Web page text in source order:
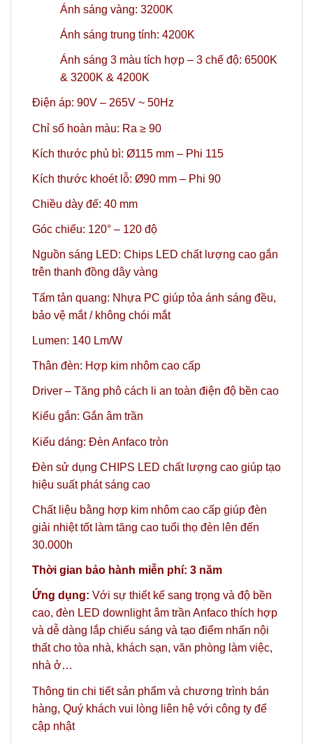
Ánh sáng vàng: 3200K
Ánh sáng trung tính: 4200K
Ánh sáng 3 màu tích hợp – 3 chế độ: 6500K
& 3200K & 4200K
Điện áp: 90V – 265V ~ 50Hz
Chỉ số hoàn màu: Ra ≥ 90
Kích thước phủ bì: Ø115 mm – Phi 115
Kích thước khoét lỗ: Ø90 mm – Phi 90
Chiều dày đế: 40 mm
Góc chiếu: 120° – 120 độ
Nguồn sáng LED: Chips LED chất lượng cao gắn
trên thanh đồng dây vàng
Tấm tản quang: Nhựa PC giúp tỏa ánh sáng đều,
bảo vệ mắt / không chói mắt
Lumen: 140 Lm/W
Thân đèn: Hợp kim nhôm cao cấp
Driver – Tăng phô cách li an toàn điện độ bền cao
Kiểu gắn: Gắn âm trần
Kiểu dáng: Đèn Anfaco tròn
Đèn sử dụng CHIPS LED chất lượng cao giúp tạo
hiệu suất phát sáng cao
Chất liệu bằng hợp kim nhôm cao cấp giúp đèn
giải nhiệt tốt làm tăng cao tuổi thọ đèn lên đến
30.000h
Thời gian bảo hành miễn phí: 3 năm
Ứng dụng: Với sự thiết kế sang trọng và độ bền
cao, đèn LED downlight âm trần Anfaco thích hợp
và dễ dàng lắp chiếu sáng và tạo điểm nhấn nội
thất cho tòa nhà, khách sạn, văn phòng làm việc,
nhà ở…
Thông tin chi tiết sản phẩm và chương trình bán
hàng, Quý khách vui lòng liên hệ với công ty để
cập nhật